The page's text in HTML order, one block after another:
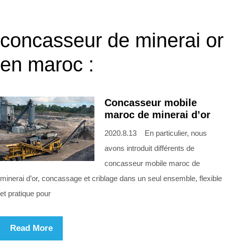
concasseur de minerai or
en maroc :
Concasseur mobile
maroc de minerai d’or
2020.8.13 En particulier, nous
avons introduit différents de
concasseur mobile maroc de
minerai d’or, concassage et criblage dans un seul ensemble, flexible
et pratique pour
Read More